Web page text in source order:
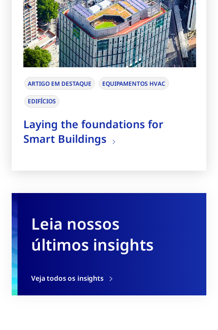
Leia nossos
últimos insights
Veja todos os insights
ARTIGO EM DESTAQUE EQUIPAMENTOS HVAC
EDIFÍCIOS
Laying the foundations for
Smart Buildings